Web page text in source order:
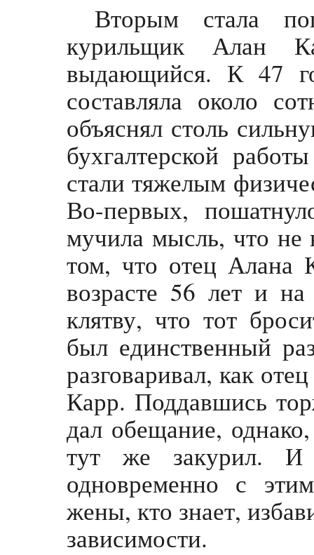
Вторым стала
курильщик Алан
выдающийся. К 47
составляла около
объяснял столь
бухгалтерской
стали тяжелым
Во-первых,
мучила мысль, что
том, что отец Алана
возрасте 56 лет и
клятву, что тот
был единственный
разговаривал, как
Карр. Поддавшись
дал обещание,
тут же закурил.
одновременно с
жены, кто знает,
зависимости.